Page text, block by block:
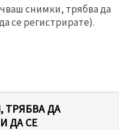
снимки, трябва да
се регистрирате).
ТРЯБВА ДА
ДА СЕ